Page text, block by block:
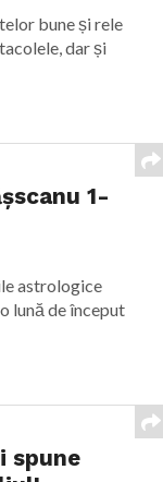
bune și rele
dar și
1-
astrologice
lună de început
spune